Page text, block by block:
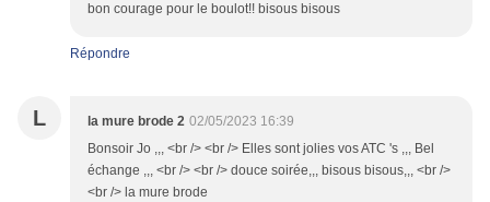
bon courage pour le boulot!! bisous bisous
Répondre
L la mure brode 2 02/05/2023 16:39
Bonsoir Jo ,,, <br /> <br /> Elles sont jolies vos ATC 's ,,, Bel
échange ,,, <br /> <br /> douce soirée,,, bisous bisous,,, <br />
<br /> la mure brode